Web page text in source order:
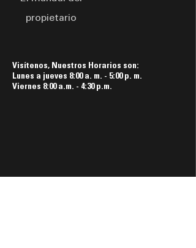
propietario
Visítenos, Nuestros Horarios son:
Lunes a jueves 8:00 a. m. - 5:00 p. m.
Viernes 8:00 a.m. - 4:30 p.m.